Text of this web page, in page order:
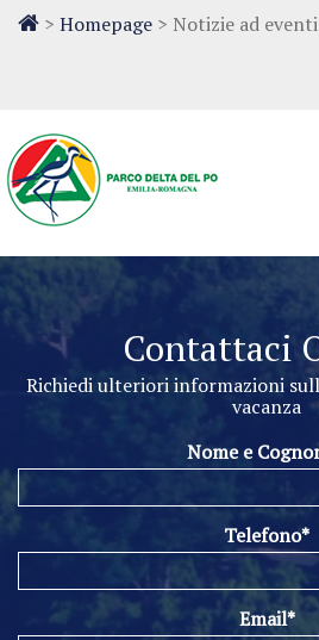
> Homepage > Notizie ad eventi
Contattaci
Richiedi ulteriori informazioni
vacanza
Nome e
Telefono*
Email*